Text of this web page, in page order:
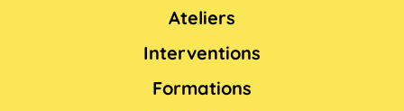
Ateliers
Interventions
Formations